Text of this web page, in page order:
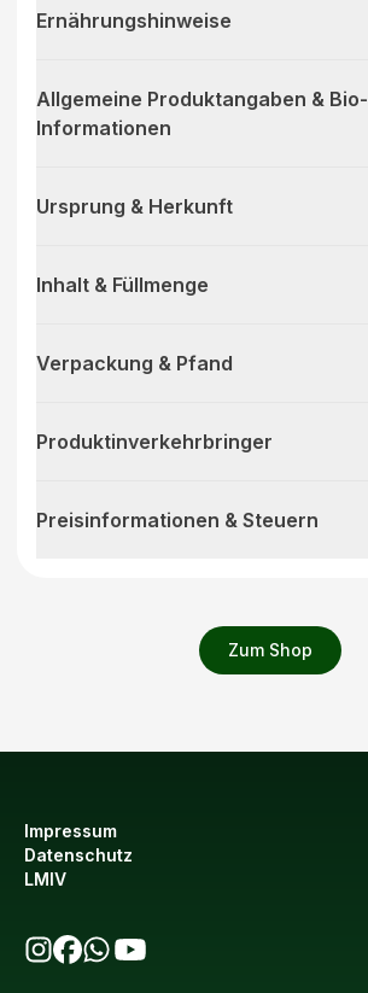
Zum Shop
Ernährungshinweise
Allgemeine Produktangaben & Bio-
Informationen
Ursprung & Herkunft
Inhalt & Füllmenge
Verpackung & Pfand
Produktinverkehrbringer
Preisinformationen & Steuern
Impressum
Datenschutz
LMIV